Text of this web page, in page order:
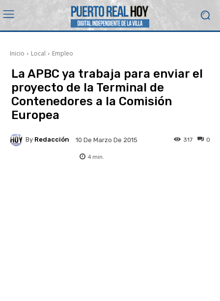
Inicio Local Empleo
La APBC ya trabaja para enviar el
proyecto de la Terminal de
Contenedores a la Comisión
Europea
By Redacción 10 De Marzo De 2015 0
317
4 min.